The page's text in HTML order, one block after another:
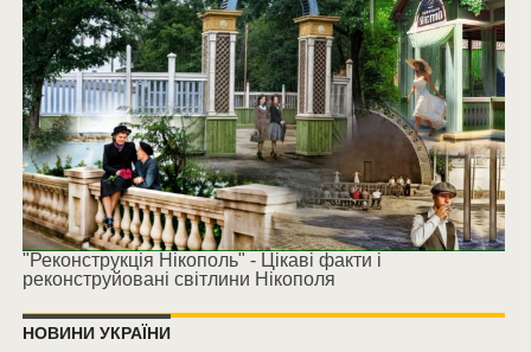
"Реконструкція Нікополь" - Цікаві факти і
реконструйовані світлини Нікополя
НОВИНИ УКРАЇНИ